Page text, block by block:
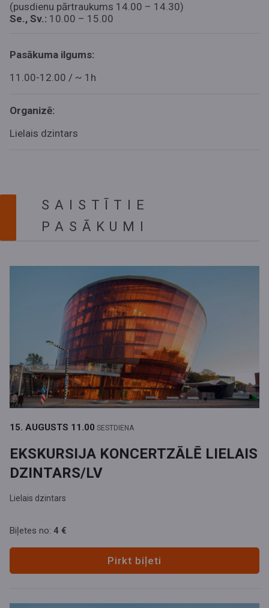
(pusdienu pārtraukums 14.00 – 14.30)
Se., Sv.: 10.00 – 15.00
Pasākuma ilgums:
11.00-12.00 / ~ 1h
Organizē:
Lielais dzintars
SAISTĪTIE
PASĀKUMI
15. AUGUSTS 11.00 SESTDIENA
EKSKURSIJA KONCERTZĀLĒ LIELAIS
DZINTARS/LV
Lielais dzintars
Biļetes no: 4 €
Pirkt biļeti